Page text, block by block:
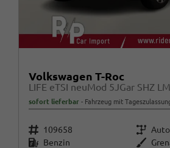
Volkswagen T-Roc
sofort lieferbar Fahrzeug mit
Fahrzeugnr. 109658 Getriebe
Kraftstoff Benzin Außenfarbe